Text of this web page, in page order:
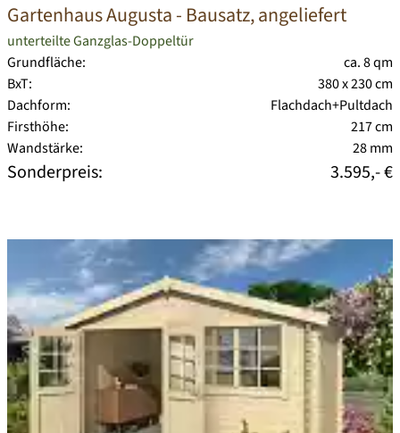
Gartenhaus Augusta- Bausatz, angeliefert
unterteilte Ganzglas-Doppeltür
Grundfläche:
ca. 8 qm
BxT:
380 x 230 cm
Dachform:
Flachdach+Pultdach
Firsthöhe:
217 cm
Wandstärke:
28 mm
Sonderpreis: 3.595,- €